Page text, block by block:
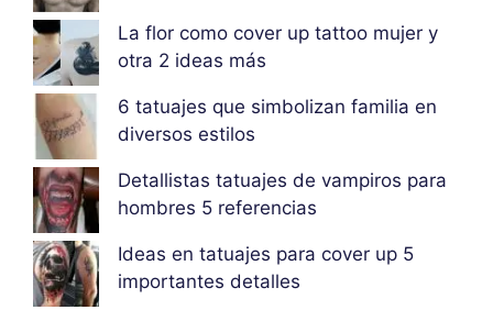
La flor como cover up tattoo mujer y
otra 2 ideas más
6 tatuajes que simbolizan familia en
diversos estilos
Detallistas tatuajes de vampiros para
hombres 5 referencias
Ideas en tatuajes para cover up 5
importantes detalles